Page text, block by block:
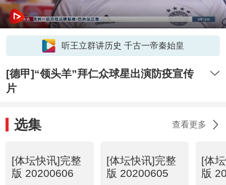
听王立群讲历史 千古一帝秦始皇
[德甲]“领头羊”拜仁众球星出演防疫宣传
片
选集 查看更多
[体坛快讯]完整
版 20200606
[体坛快讯]完整
版 20200605
[体
版